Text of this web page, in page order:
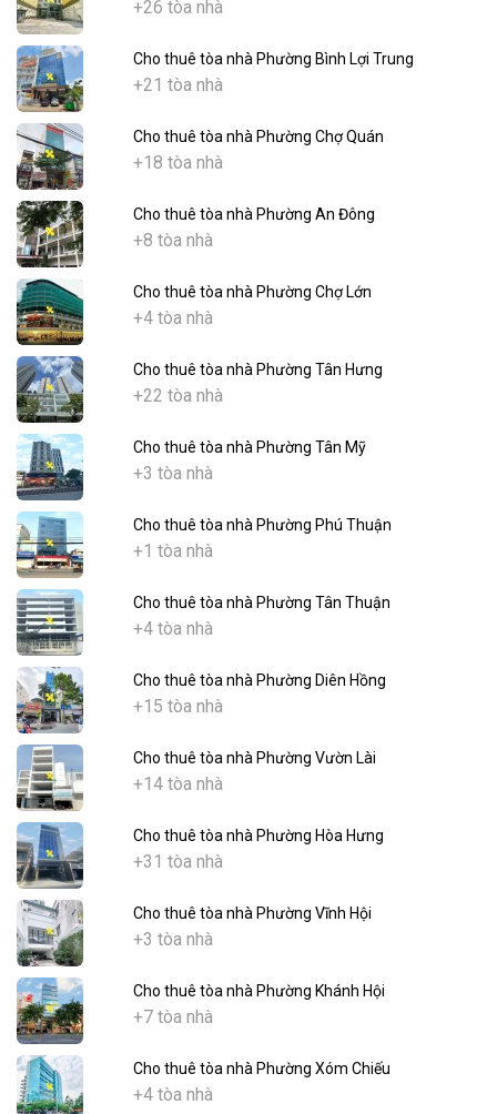
+26 tòa nhà
Cho thuê tòa nhà Phường Bình Lợi Trung
+21 tòa nhà
Cho thuê tòa nhà Phường Chợ Quán
+18 tòa nhà
Cho thuê tòa nhà Phường An Đông
+8 tòa nhà
Cho thuê tòa nhà Phường Chợ Lớn
+4 tòa nhà
Cho thuê tòa nhà Phường Tân Hưng
+22 tòa nhà
Cho thuê tòa nhà Phường Tân Mỹ
+3 tòa nhà
Cho thuê tòa nhà Phường Phú Thuận
+1 tòa nhà
Cho thuê tòa nhà Phường Tân Thuận
+4 tòa nhà
Cho thuê tòa nhà Phường Diên Hồng
+15 tòa nhà
Cho thuê tòa nhà Phường Vườn Lài
+14 tòa nhà
Cho thuê tòa nhà Phường Hòa Hưng
+31 tòa nhà
Cho thuê tòa nhà Phường Vĩnh Hội
+3 tòa nhà
Cho thuê tòa nhà Phường Khánh Hội
+7 tòa nhà
Cho thuê tòa nhà Phường Xóm Chiếu
+4 tòa nhà